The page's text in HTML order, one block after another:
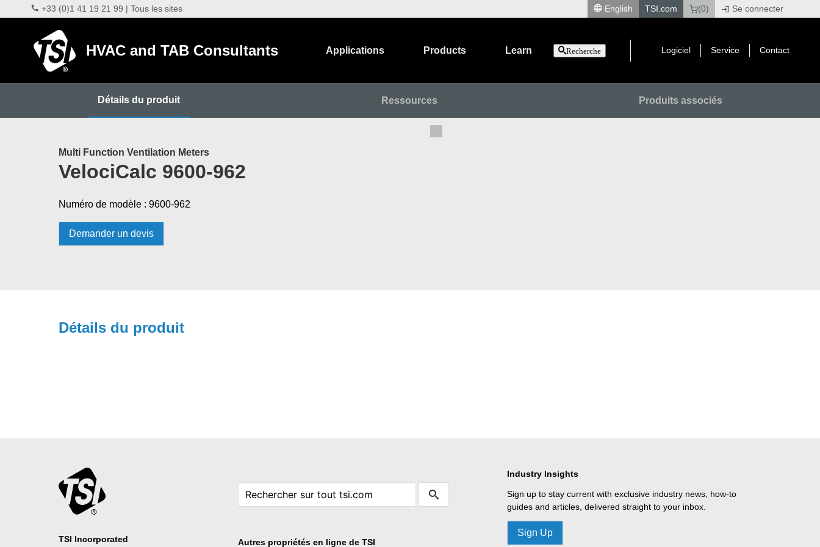
+33 (0)1 41 19 21 99 | Tous les sites English TSI.com (0) Se connecter
HVAC and TAB Consultants Applications Products Learn Recherche Logiciel Service Contact
Détails du produit Ressources Produits associés
Multi Function Ventilation Meters
VelociCalc 9600-962
Numéro de modèle : 9600-962
Demander un devis
Détails du produit
TSI Incorporated Autres propriétés en ligne de TSI
Industry Insights
Sign up to stay current with exclusive industry news, how-to
guides and articles, delivered straight to your inbox.
Sign Up